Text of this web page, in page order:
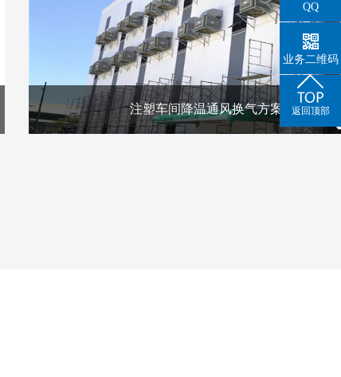
注塑车间降温通风换气方案
QQ
业务二维码
返回顶部